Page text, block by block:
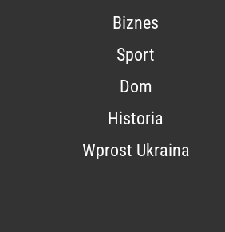
Biznes
Sport
Dom
Historia
Wprost Ukraina